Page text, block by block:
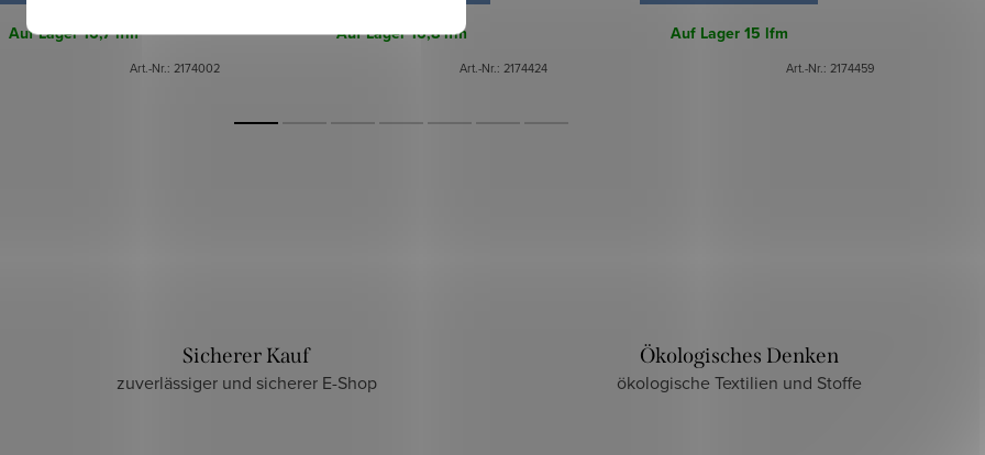
Auf Lager16,7 lfm
Art.-Nr.: 2174002
Auf Lager16,8 lfm
Art.-Nr.: 2174424
Auf Lager 15 lfm
Art.-Nr.: 2174459
Sicherer Kauf
zuverlässiger und sicherer E-Shop
Ökologisches Denken
ökologische Textilien und Stoffe